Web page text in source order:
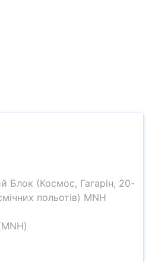
Блок (Космос, Гагарін, 20-
польотів) MNH